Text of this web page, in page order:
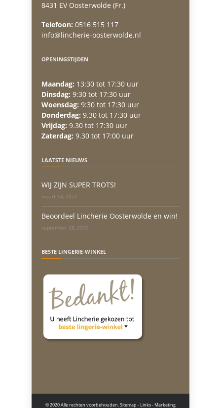
8431 EV Oosterwolde (Fr.)
Telefoon: 0516 515 117
info@lincherie-oosterwolde.nl
OPENINGSTIJDEN
Maandag: 13:30 tot 17:30 uur
Dinsdag: 9:30 tot 17:30 uur
Woensdag: 9:30 tot 17:30 uur
Donderdag: 9.30 tot 17:30 uur
Vrijdag: 9.30 tot 17:30 uur
Zaterdag: 9.30 tot 17:00 uur
LAATSTE NIEUWS
WIJ ZIJN SUPER TROTS!
maart 14, 2022
Beoordeel Lincherie Oosterwolde en win!
september 28, 2020
BESTE LINGERIE-WINKEL
© 2020 Alle rechten voorbehouden.Sitemap - Links- Marketing